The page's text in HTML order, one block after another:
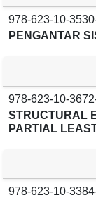
978-623-10-
PENGANTAR
978-623-10-
STRUCTURAL
PARTIAL
978-623-10-